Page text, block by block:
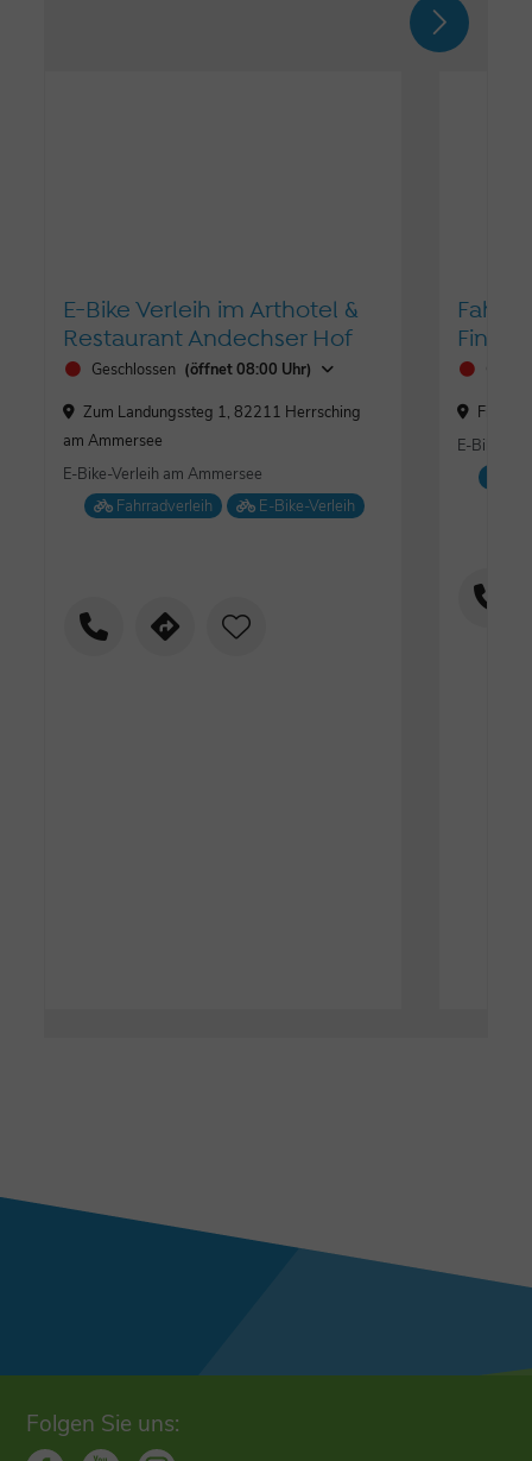
E-Bike Verleih im Arthotel &
Restaurant Andechser Hof
Geschlossen (öffnet 08:00 Uhr)
Zum Landungssteg 1, 82211 Herrsching
am Ammersee
E-Bike-Verleih am Ammersee
Fahrradverleih
E-Bike-Verleih
Finest
E-Bike
Folgen Sie uns: